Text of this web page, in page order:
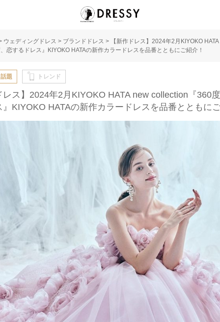
ウェディングドレス > ブランドドレス >
【新作ドレス】2024年2月KIYOKO
恋するドレス』KIYOKO HATAの新作カラードレスを品番とともにご紹介！
題 トレンド
レス】2024年2月KIYOKO HATA new collection『360
KIYOKO HATAの新作カラードレスを品番とともにご